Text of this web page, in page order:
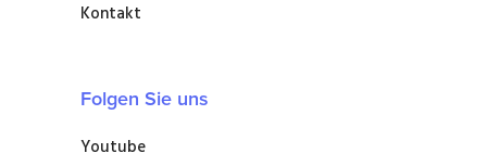
Kontakt
Folgen Sie uns
Youtube